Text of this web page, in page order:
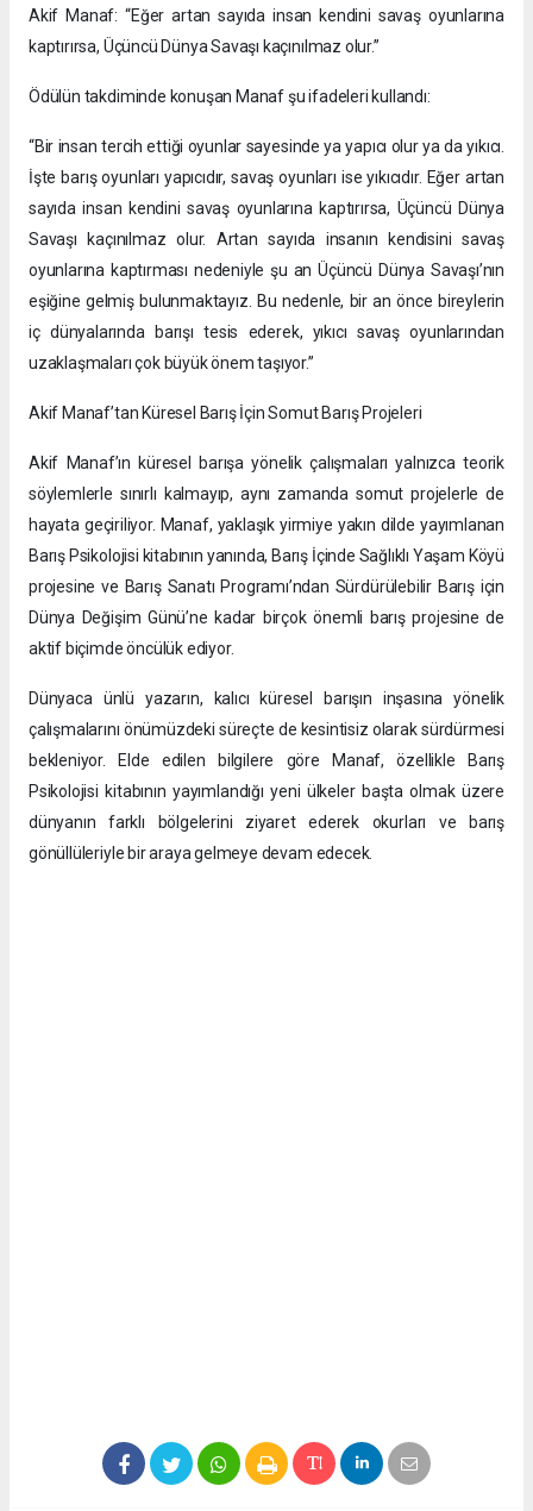
Akif Manaf: “Eğer artan sayıda insan kendini savaş oyunlarına
kaptırırsa, Üçüncü Dünya Savaşı kaçınılmaz olur.”
Ödülün takdiminde konuşan Manaf şu ifadeleri kullandı:
“Bir insan tercih ettiği oyunlar sayesinde ya yapıcı olur ya da yıkıcı.
İşte barış oyunları yapıcıdır, savaş oyunları ise yıkıcıdır. Eğer artan
sayıda insan kendini savaş oyunlarına kaptırırsa, Üçüncü Dünya
Savaşı kaçınılmaz olur. Artan sayıda insanın kendisini savaş
oyunlarına kaptırması nedeniyle şu an Üçüncü Dünya Savaşı’nın
eşiğine gelmiş bulunmaktayız. Bu nedenle, bir an önce bireylerin
iç dünyalarında barışı tesis ederek, yıkıcı savaş oyunlarından
uzaklaşmaları çok büyük önem taşıyor.”
Akif Manaf’tan Küresel Barış İçin Somut Barış Projeleri
Akif Manaf’ın küresel barışa yönelik çalışmaları yalnızca teorik
söylemlerle sınırlı kalmayıp, aynı zamanda somut projelerle de
hayata geçiriliyor. Manaf, yaklaşık yirmiye yakın dilde yayımlanan
Barış Psikolojisi kitabının yanında, Barış İçinde Sağlıklı Yaşam Köyü
projesine ve Barış Sanatı Programı’ndan Sürdürülebilir Barış için
Dünya Değişim Günü’ne kadar birçok önemli barış projesine de
aktif biçimde öncülük ediyor.
Dünyaca ünlü yazarın, kalıcı küresel barışın inşasına yönelik
çalışmalarını önümüzdeki süreçte de kesintisiz olarak sürdürmesi
bekleniyor. Elde edilen bilgilere göre Manaf, özellikle Barış
Psikolojisi kitabının yayımlandığı yeni ülkeler başta olmak üzere
dünyanın farklı bölgelerini ziyaret ederek okurları ve barış
gönüllüleriyle bir araya gelmeye devam edecek.